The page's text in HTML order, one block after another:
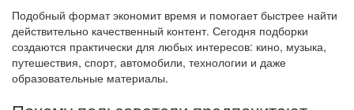
Подобный формат экономит время и помогает быстрее найти
действительно качественный контент. Сегодня подборки
создаются практически для любых интересов: кино, музыка,
путешествия, спорт, автомобили, технологии и даже
образовательные материалы.